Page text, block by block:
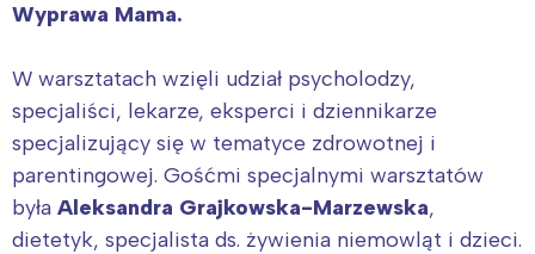
Wyprawa Mama.
W warsztatach wzięli udział psycholodzy,
specjaliści, lekarze, eksperci i dziennikarze
specjalizujący się w tematyce zdrowotnej i
parentingowej. Gośćmi specjalnymi warsztatów
była Aleksandra Grajkowska-Marzewska,
dietetyk, specjalista ds. żywienia niemowląt i dzieci.